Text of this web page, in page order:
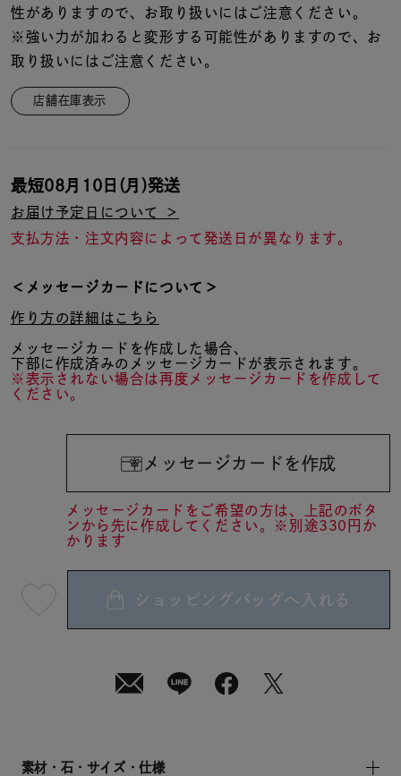
在庫 在庫ありのみ すべて表示
性がありますので、お取り扱いにはご注意ください。
※強い力が加わると変形する可能性がありますので、お
取り扱いにはご注意ください。
店舗在庫表示
最短08月10日(月)発送
お届け予定日について ＞
支払方法・注文内容によって発送日が異なります。
＜メッセージカードについて＞
作り方の詳細はこちら
メッセージカードを作成した場合、
下部に作成済みのメッセージカードが表示されます。
※表示されない場合は再度メッセージカードを作成して
ください。
メッセージカードを作成
メッセージカードをご希望の方は、上記のボタ
ンから先に作成してください。※別途330円か
かります
08
ショッピングバッグへ入れる
素材・石・サイズ・仕様